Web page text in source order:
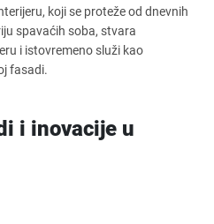
koji se proteže od dnevnih
spavaćih soba, stvara
i istovremeno služi kao
fasadi.
i inovacije u